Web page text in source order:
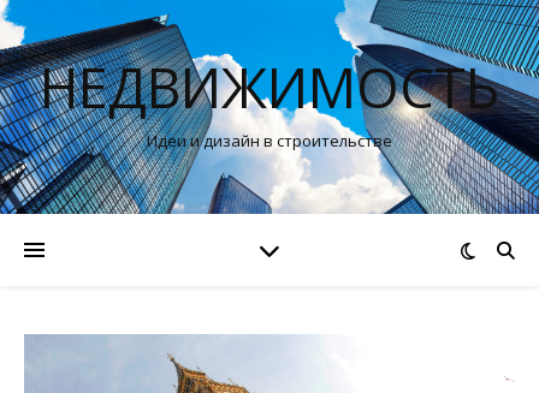
НЕДВИЖИМОСТЬ
Идеи и дизайн в строительстве